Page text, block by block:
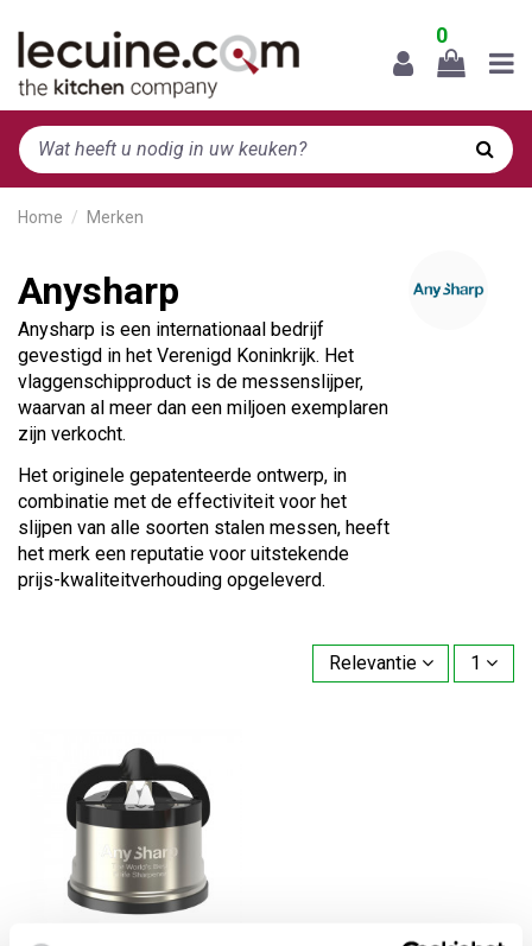
0
Home Merken
Anysharp
Anysharp is een internationaal bedrijf
gevestigd in het Verenigd Koninkrijk. Het
vlaggenschipproduct is de messenslijper,
waarvan al meer dan een miljoen exemplaren
zijn verkocht.
Het originele gepatenteerde ontwerp, in
combinatie met de effectiviteit voor het
slijpen van alle soorten stalen messen, heeft
het merk een reputatie voor uitstekende
prijs-kwaliteitverhouding opgeleverd.
Relevantie 1